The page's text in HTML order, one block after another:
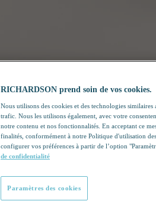
RICHARDSON prend soin de vos cookies.
Nous utilisons des cookies et des technologies
trafic. Nous les utilisons également, avec votre
notre contenu et nos fonctionnalités. En acceptant ce
finalités, conformément à notre Politique d'utilisation
configurer vos préférences à partir de l’option
de confidentialité
Paramètres des cookies